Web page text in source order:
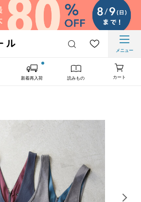
メニュー
新着再入荷 読みもの カート